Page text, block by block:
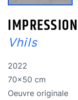
IMPRESSION
Vhils
Année de réalisation
2022
Dimensions
70x50 cm
Oeuvre originale
Oeuvre originale